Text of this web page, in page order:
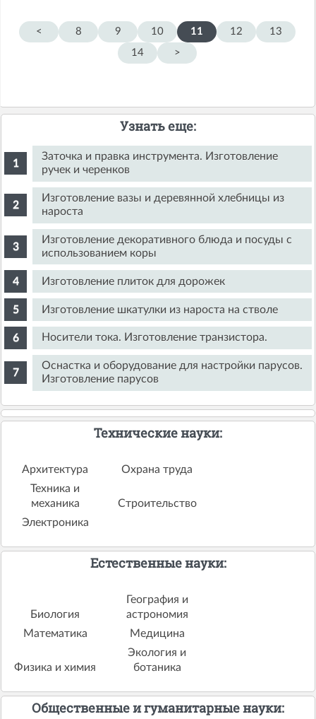
< 8 9 10 11 12
13
14
>
Узнать еще:
Заточка и правка инструмента. Изготовление
ручек и черенков
Изготовление вазы и деревянной хлебницы из
нароста
Изготовление декоративного блюда и посуды с
использованием коры
Изготовление плиток для дорожек
Изготовление шкатулки из нароста на стволе
Носители тока. Изготовление транзистора.
Оснастка и оборудование для настройки парусов.
Изготовление парусов
Технические науки:
Архитектура
Охрана труда
Техника и
механика
Строительство
Электроника
Естественные науки:
Биология
География и
астрономия
Математика
Медицина
Физика и химия
Экология и
ботаника
Общественные и гуманитарные науки: